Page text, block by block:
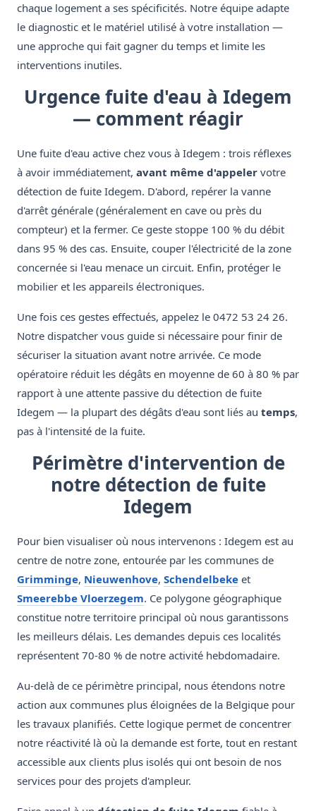
chaque logement a ses spécificités. Notre équipe adapte
le diagnostic et le matériel utilisé à votre installation —
une approche qui fait gagner du temps et limite les
interventions inutiles.
Urgence fuite d'eau à Idegem
— comment réagir
Une fuite d'eau active chez vous à Idegem : trois réflexes
à avoir immédiatement, avant même d'appeler votre
détection de fuite Idegem. D'abord, repérer la vanne
d'arrêt générale (généralement en cave ou près du
compteur) et la fermer. Ce geste stoppe 100 % du débit
dans 95 % des cas. Ensuite, couper l'électricité de la zone
concernée si l'eau menace un circuit. Enfin, protéger le
mobilier et les appareils électroniques.
Une fois ces gestes effectués, appelez le 0472 53 24 26.
Notre dispatcher vous guide si nécessaire pour finir de
sécuriser la situation avant notre arrivée. Ce mode
opératoire réduit les dégâts en moyenne de 60 à 80 % par
rapport à une attente passive du détection de fuite
Idegem — la plupart des dégâts d'eau sont liés au temps,
pas à l'intensité de la fuite.
Périmètre d'intervention de
notre détection de fuite
Idegem
Pour bien visualiser où nous intervenons : Idegem est au
centre de notre zone, entourée par les communes de
Grimminge, Nieuwenhove, Schendelbeke et
Smeerebbe Vloerzegem. Ce polygone géographique
constitue notre territoire principal où nous garantissons
les meilleurs délais. Les demandes depuis ces localités
représentent 70-80 % de notre activité hebdomadaire.
Au-delà de ce périmètre principal, nous étendons notre
action aux communes plus éloignées de la Belgique pour
les travaux planifiés. Cette logique permet de concentrer
notre réactivité là où la demande est forte, tout en restant
accessible aux clients plus isolés qui ont besoin de nos
services pour des projets d'ampleur.